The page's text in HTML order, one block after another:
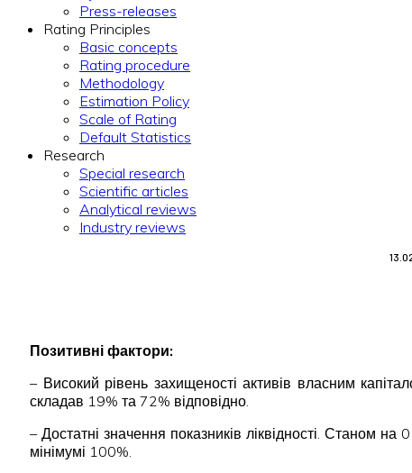
Press-releases
Rating Principles
Basic concepts
Rating procedure
Methodology
Estimation Policy
Scale of Rating
Default Statistics
Research
Special research
Scientific articles
Analytical reviews
Industry reviews
Позитивні фактори:
– Високий рівень захищеності активів власним
складав 19% та 72% відповідно.
– Достатні значення показників ліквідності. Станом
мінімумі 100%.